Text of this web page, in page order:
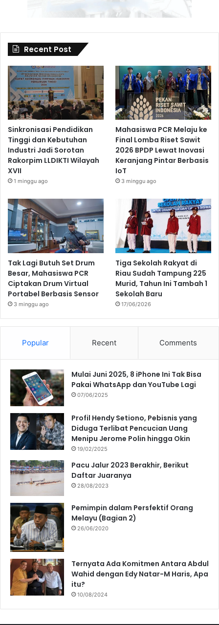
Recent Post
Sinkronisasi Pendidikan
Tinggi dan Kebutuhan
Industri Jadi Sorotan
Rakorpim LLDIKTI Wilayah
XVII
1 minggu ago
Mahasiswa PCR Melaju ke
Final Lomba Riset Sawit
2026 BPDP Lewat Inovasi
Keranjang Pintar Berbasis
IoT
3 minggu ago
Tak Lagi Butuh Set Drum
Besar, Mahasiswa PCR
Ciptakan Drum Virtual
Portabel Berbasis Sensor
3 minggu ago
Tiga Sekolah Rakyat di
Riau Sudah Tampung 225
Murid, Tahun Ini Tambah 1
Sekolah Baru
17/06/2026
Popular Recent Comments
Mulai Juni 2025, 8 iPhone Ini Tak Bisa
Pakai WhatsApp dan YouTube Lagi
07/06/2025
Profil Hendy Setiono, Pebisnis yang
Diduga Terlibat Pencucian Uang
Menipu Jerome Polin hingga Okin
19/02/2025
Pacu Jalur 2023 Berakhir, Berikut
Daftar Juaranya
28/08/2023
Pemimpin dalam Persfektif Orang
Melayu (Bagian 2)
26/06/2020
Ternyata Ada Komitmen Antara Abdul
Wahid dengan Edy Natar-M Haris, Apa
itu?
10/08/2024